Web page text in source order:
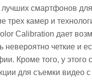
лучших смартфонов
трех камер и
Calibration дает
невероятно четкие и
Кроме того, у этого
для съемки видео